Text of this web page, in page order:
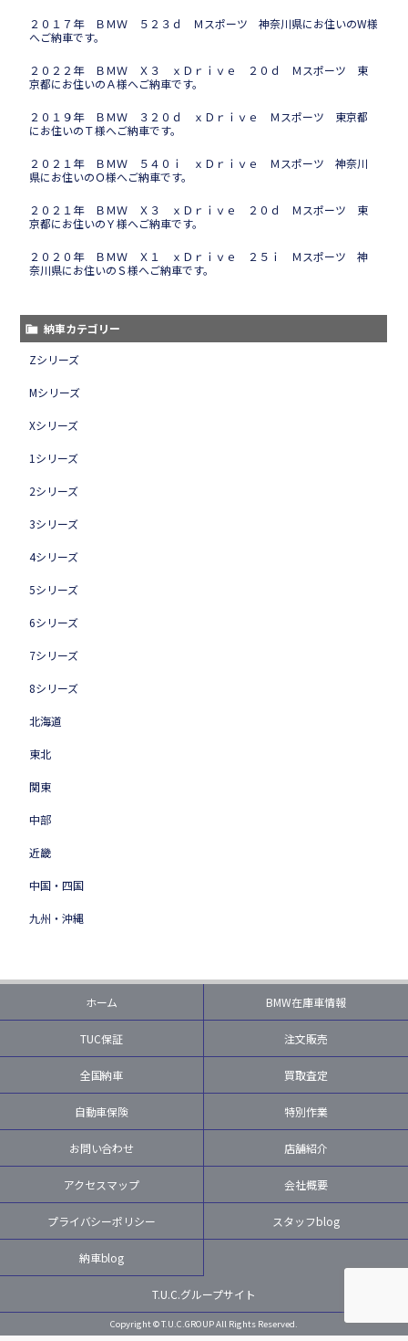
２０１７年 ＢＭＷ ５２３ｄ Ｍスポーツ 神奈川県にお住いのW様
へご納車です。
２０２２年 ＢＭＷ Ｘ３ ｘＤｒｉｖｅ ２０ｄ Ｍスポーツ 東
京都にお住いのＡ様へご納車です。
２０１９年 ＢＭＷ ３２０ｄ ｘＤｒｉｖｅ Ｍスポーツ 東京都
にお住いのＴ様へご納車です。
２０２１年 ＢＭＷ ５４０ｉ ｘＤｒｉｖｅ Ｍスポーツ 神奈川
県にお住いのＯ様へご納車です。
２０２１年 ＢＭＷ Ｘ３ ｘＤｒｉｖｅ ２０ｄ Ｍスポーツ 東
京都にお住いのＹ様へご納車です。
２０２０年 ＢＭＷ Ｘ１ ｘＤｒｉｖｅ ２５ｉ Ｍスポーツ 神
奈川県にお住いのＳ様へご納車です。
納車カテゴリー
Zシリーズ
Mシリーズ
Xシリーズ
1シリーズ
2シリーズ
3シリーズ
4シリーズ
5シリーズ
6シリーズ
7シリーズ
8シリーズ
北海道
東北
関東
中部
近畿
中国・四国
九州・沖縄
ホーム BMW在庫車情報
TUC保証 注文販売
全国納車 買取査定
自動車保険 特別作業
お問い合わせ 店舗紹介
アクセスマップ 会社概要
プライバシーポリシー スタッフblog
納車blog
T.U.C.グループサイト
Copyright © T.U.C.GROUP All Rights Reserved.